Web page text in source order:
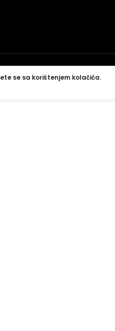
se sa korištenjem kolačića.